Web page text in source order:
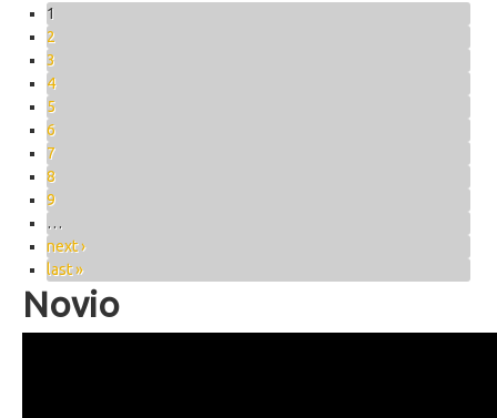
Pages
1
2
3
4
5
6
7
8
9
…
next ›
last »
Novio